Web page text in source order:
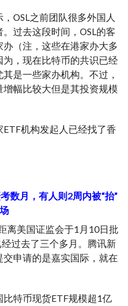
OSL之前团队很多外国人
过去这段时间，OSL的客
（注，这些在港家办大多
，现在比特币的共识已经
是一些家办机构。不过，
幅比较大但是其投资规模
机构发起人已经找了香
数月，有人则2周内被“抬”
离美国证监会于1月10日批
过去了三个多月。腾讯新
申请的是嘉实国际，就在
特币现货ETF规模超1亿